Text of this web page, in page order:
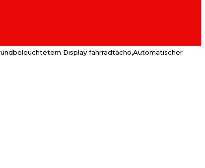
Display fahrradtacho,Automatischer